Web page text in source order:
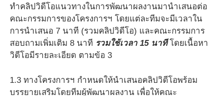
ทำคลิปวิดีโอแนวทางในการพัฒนาผลงานมานำเสนอต่อ
คณะกรรมการของโครงการฯ โดยแต่ละทีมจะมีเวลาใน
การนำเสนอ 7 นาที (รวมคลิปวิดีโอ) และคณะกรรมการ
สอบถามเพิ่มเติม 8 นาที รวมใช้เวลา 15 นาทีโดยเนื้อหา
วิดีโอมีรายละเอียด ตามข้อ 3
1.3 ทางโครงการฯ กำหนดให้นำเสนอคลิปวิดีโอพร้อม
บรรยายเสริมโดยทีมผู้พัฒนาผลงาน เพื่อให้คณะ